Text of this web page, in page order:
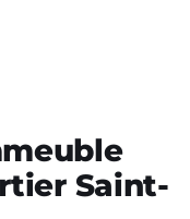
Saint-